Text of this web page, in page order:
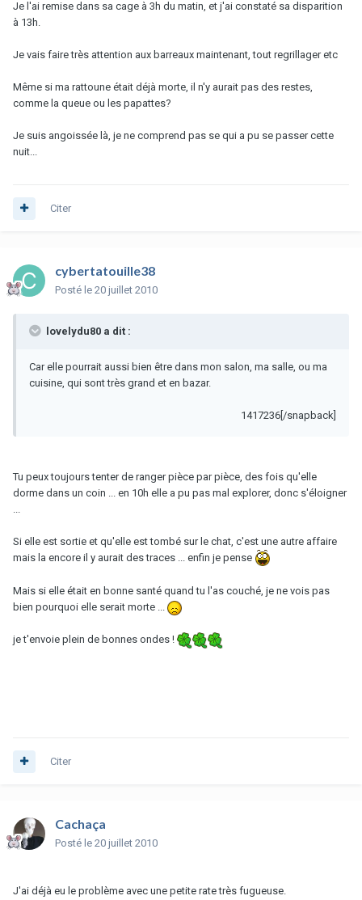
Je l'ai remise dans sa cage à 3h du matin, et j'ai constaté sa disparition
à 13h.
Je vais faire très attention aux barreaux maintenant, tout regrillager etc
Même si ma rattoune était déjà morte, il n'y aurait pas des restes,
comme la queue ou les papattes?
Je suis angoissée là, je ne comprend pas se qui a pu se passer cette
nuit...
Citer
cybertatouille38
Posté le 20 juillet 2010
lovelydu80 a dit :
Car elle pourrait aussi bien être dans mon salon, ma salle, ou ma
cuisine, qui sont très grand et en bazar.
1417236[/snapback]
Tu peux toujours tenter de ranger pièce par pièce, des fois qu'elle
dorme dans un coin ... en 10h elle a pu pas mal explorer, donc s'éloigner
...
Si elle est sortie et qu'elle est tombé sur le chat, c'est une autre affaire
mais la encore il y aurait des traces ... enfin je pense
Mais si elle était en bonne santé quand tu l'as couché, je ne vois pas
bien pourquoi elle serait morte ...
je t'envoie plein de bonnes ondes !
Citer
Cachaça
Posté le 20 juillet 2010
J'ai déjà eu le problème avec une petite rate très fugueuse.